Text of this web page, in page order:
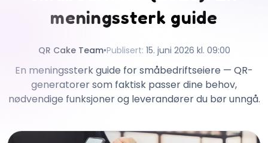
meningssterk guide
QR Cake Team•Publisert: 15. juni 2026 kl. 09:00
En meningssterk guide for småbedriftseiere — QR-
generatorer som faktisk passer dine behov,
nødvendige funksjoner og leverandører du bør unngå.